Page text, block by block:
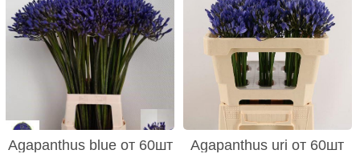
Agapanthus blue от 60шт Agapanthus uri от 60шт